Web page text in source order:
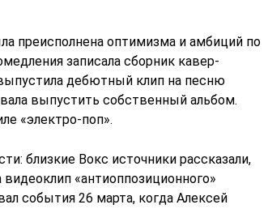
преисполнена оптимизма и амбиций по
записала сборник кавер-
дебютный клип на песню
выпустить собственный альбом.
«электро-поп».
близкие Вокс источники рассказали,
«антиоппозиционного»
события 26 марта, когда Алексей